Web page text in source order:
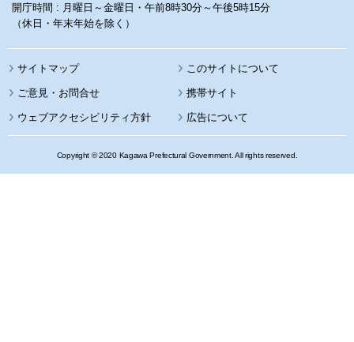
開庁時間 : 月曜日～金曜日・午前8時30分～午後5時15分
（休日・年末年始を除く）
サイトマップ このサイトについて
携帯サイト
ウェブアクセシビリティ方針 広告について
Copyright © 2020 Kagawa Prefectural Government. All rights reserved.